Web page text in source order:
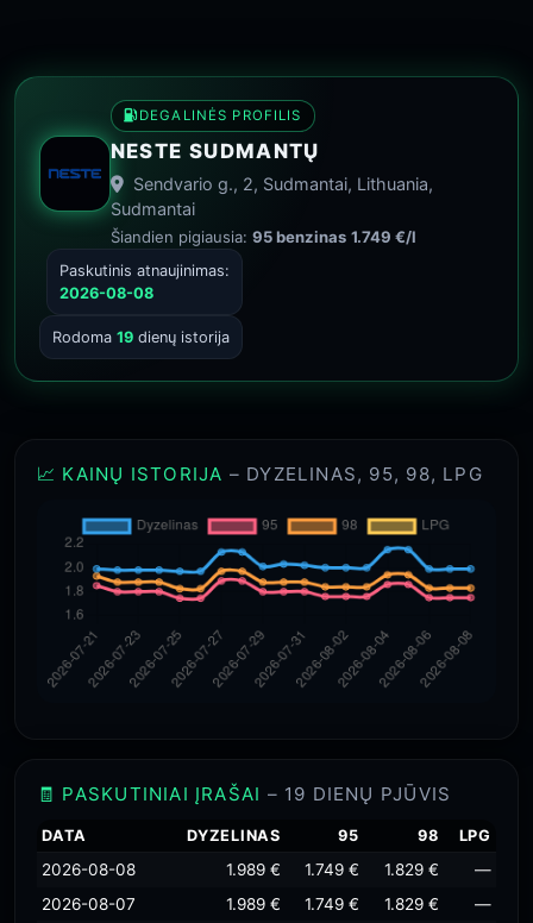
DEGALINĖS PROFILIS
NESTE SUDMANTŲ
Sendvario g., 2, Sudmantai, Lithuania,
Sudmantai
Šiandien pigiausia: 95 benzinas 1.749 €/l
Paskutinis atnaujinimas:
2026-08-08
Rodoma 19 dienų istorija
📈 KAINŲ ISTORIJA – DYZELINAS, 95, 98, LPG
🧾 PASKUTINIAI ĮRAŠAI – 19 DIENŲ PJŪVIS
DATA DYZELINAS 95 98 LPG
2026-08-08 1.989 € 1.749 € 1.829 €
—
2026-08-07
1.989 € 1.749 € 1.829 €
—